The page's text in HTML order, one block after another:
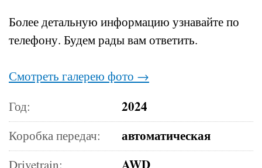
Более детальную информацию узнавайте по
телефону. Будем рады вам ответить.
Смотреть галерею фото →
Год:
2024
Коробка передач: автоматическая
Drivetrain: AWD